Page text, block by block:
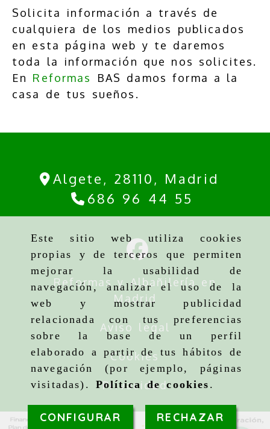
Este sitio web utiliza cookies
propias y de terceros que permiten
mejorar la usabilidad de
navegación, analizar el uso de la
web y mostrar publicidad
relacionada con tus preferencias
sobre la base de un perfil
elaborado a partir de tus hábitos de
navegación (por ejemplo, páginas
visitadas). Política de cookies .
CONFIGURAR RECHAZAR
Solicita información a través de
cualquiera de los medios publicados
en esta página web y te daremos
toda la información que nos solicites.
En Reformas
BAS damos forma a la
casa de tus sueños.
Algete, 28110, Madrid
686 96 44 55
Reformas y Albañilería en
Madrid
Aviso legal
Cookies
Privacidad